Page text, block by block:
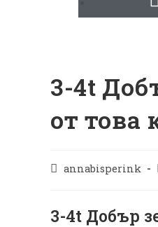
3-4t
от това
annabisperink
3-4t Добър